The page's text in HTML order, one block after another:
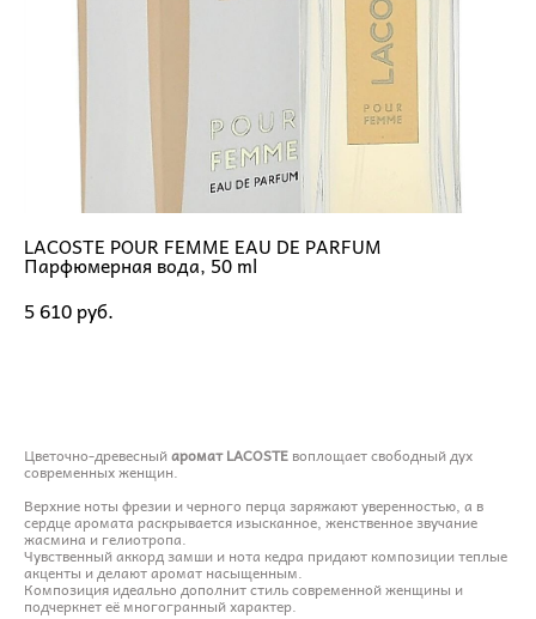
LACOSTE POUR FEMME EAU DE PARFUM
Парфюмерная вода, 50 ml
5 610 pуб.
Цветочно-древесныйаромат LACOSTE воплощает свободный дух
современных женщин.
Верхние ноты фрезии и черного перца заряжают уверенностью, а в
сердце аромата раскрывается изысканное, женственное звучание
жасмина и гелиотропа.
Чувственный аккорд замши и нота кедра придают композиции теплые
акценты и делают аромат насыщенным.
Композиция идеально дополнит стиль современной женщины и
подчеркнет её многогранный характер.